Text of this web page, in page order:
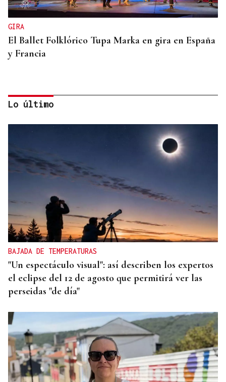
GIRA
El Ballet Folklórico Tupa Marka en gira en España
y Francia
DIA DE GALICIA
Naturales de Galicia celebra el dia de la Patria
gallega venerando al Apóstol Santiago
Lo último
BAJADA DE TEMPERATURAS
"Un espectáculo visual": así describen los expertos
el eclipse del 12 de agosto que permitirá ver las
perseidas "de día"